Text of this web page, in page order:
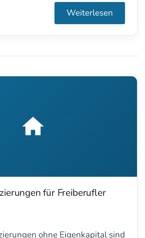
für Gewerbetreibende an, in
hat das aber meist wenig Erfolg.
Weiterlesen
für Freiberufler
ohne Eigenkapital sind